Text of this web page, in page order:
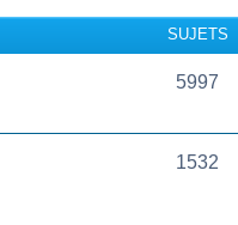
SUJETS
5997
1532